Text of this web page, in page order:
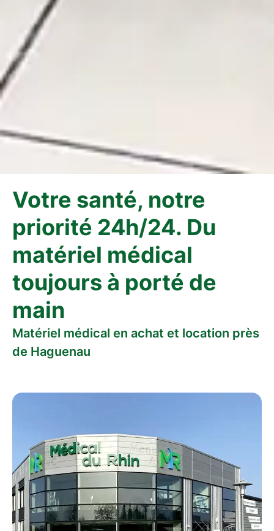
Matériel médical en achat et location près
de Haguenau
Votre santé, notre
priorité 24h/24. Du
matériel médical
toujours à porté de
main